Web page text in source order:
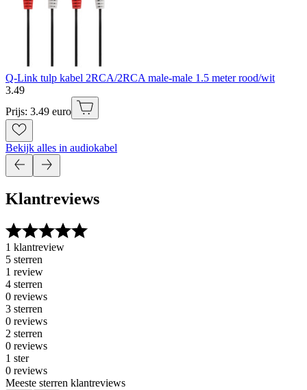
Q-Link tulp kabel 2RCA/2RCA male-male 1.5 meter rood/wit
3.49
Prijs: 3.49 euro
Bekijk alles in audiokabel
Klantreviews
1 klantreview
5 sterren
1 review
4 sterren
0 reviews
3 sterren
0 reviews
2 sterren
0 reviews
1 ster
0 reviews
Meeste sterren klantreviews